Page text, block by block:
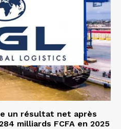
un résultat net après
milliards FCFA en 2025